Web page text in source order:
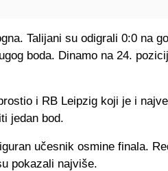
Talijani su odigrali 0:0 na
boda. Dinamo na 24.
i RB Leipzig koji je i
jedan bod.
učesnik osmine finala.
pokazali najviše.